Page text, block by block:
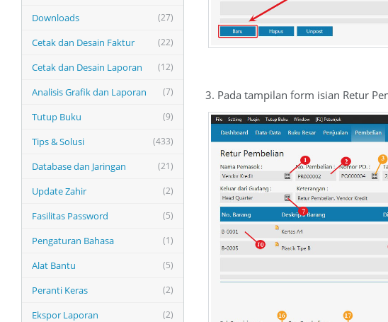
(27)
Downloads
(22)
Cetak dan Desain Faktur
(12)
Cetak dan Desain Laporan
(7)
Analisis Grafik dan Laporan
(9)
Tutup Buku
(433)
Tips & Solusi
(21)
Database dan Jaringan
(2)
Update Zahir
(5)
Fasilitas Password
(1)
Pengaturan Bahasa
(5)
Alat Bantu
(2)
Peranti Keras
(2)
Ekspor Laporan
3. Pada tampilan form isian Retur